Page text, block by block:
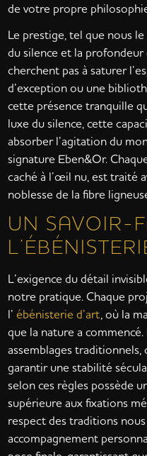
de votre propre
Le prestige, tel que nous
du silence et la profondeur
cherchent pas à saturer
d’exception ou une
cette présence tranquille
luxe du silence, cette
absorber l’agitation du
signature Eben&Or.
caché à l’œil nu, est traité
noblesse de la fibre
UN SAVOIR-
L’exigence du détail
notre pratique. Chaque
l’ébénisterie d’art, où la
que la nature a
assemblages traditionnels,
garantir une stabilité
selon ces règles possède
supérieure aux fixations
respect des traditions
accompagnement